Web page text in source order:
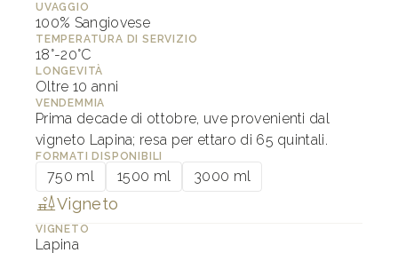
UVAGGIO
100% Sangiovese
TEMPERATURA DI SERVIZIO
18°-20°C
LONGEVITÀ
Oltre 10 anni
VENDEMMIA
Prima decade di ottobre, uve provenienti dal
vigneto Lapina; resa per ettaro di 65 quintali.
FORMATI DISPONIBILI
750 ml 1500 ml 3000 ml
Vigneto
VIGNETO
Lapina